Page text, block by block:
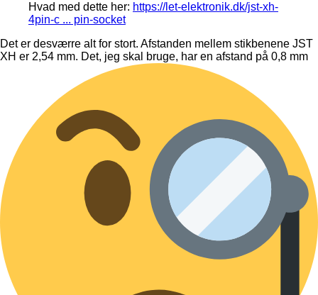
Hvad med dette her: https://let-elektronik.dk/jst-xh-
4pin-c ... pin-socket
Det er desværre alt for stort. Afstanden mellem stikbenene JST
XH er 2,54 mm. Det, jeg skal bruge, har en afstand på 0,8 mm